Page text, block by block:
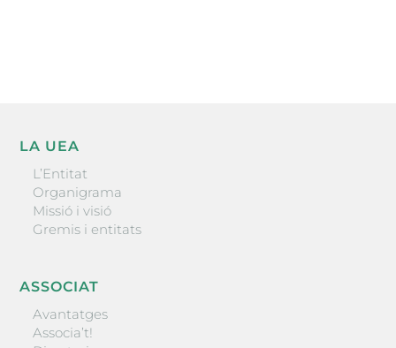
LA UEA
L’Entitat
Organigrama
Missió i visió
Gremis i entitats
ASSOCIAT
Avantatges
Associa’t!